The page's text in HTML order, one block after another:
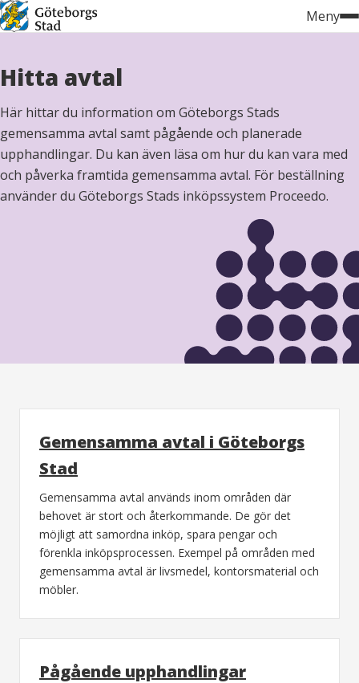
Hoppa
till
Meny
Hitta avtal
Här hittar du information om Göteborgs Stads
gemensamma avtal samt pågående och planerade
upphandlingar. Du kan även läsa om hur du kan vara med
och påverka framtida gemensamma avtal. För beställning
använder du Göteborgs Stads inköpssystem Proceedo.
Gemensamma avtal i Göteborgs
Stad
Gemensamma avtal används inom områden där
behovet är stort och återkommande. De gör det
möjligt att samordna inköp, spara pengar och
förenkla inköpsprocessen. Exempel på områden med
gemensamma avtal är livsmedel, kontorsmaterial och
möbler.
Pågående upphandlingar